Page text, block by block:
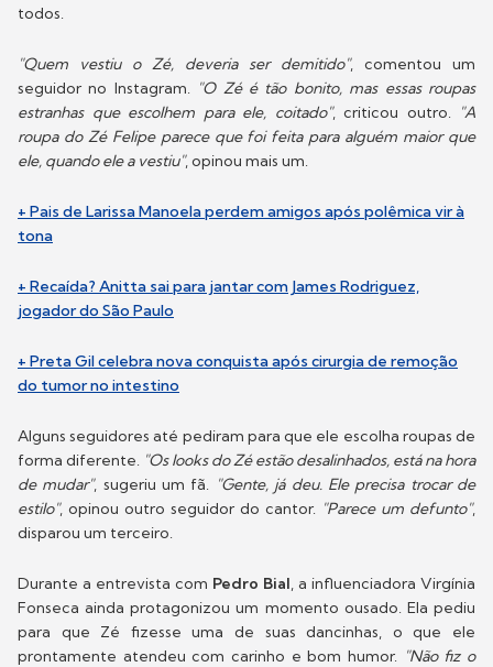
todos.
"Quem vestiu o Zé, deveria ser demitido", comentou um
seguidor no Instagram. "O Zé é tão bonito, mas essas roupas
estranhas que escolhem para ele, coitado", criticou outro. "A
roupa do Zé Felipe parece que foi feita para alguém maior que
ele, quando ele a vestiu", opinou mais um.
+ Pais de Larissa Manoela perdem amigos após polêmica vir à
tona
+ Recaída? Anitta sai para jantar com James Rodriguez,
jogador do São Paulo
+ Preta Gil celebra nova conquista após cirurgia de remoção
do tumor no intestino
Alguns seguidores até pediram para que ele escolha roupas de
forma diferente. "Os looks do Zé estão desalinhados, está na hora
de mudar", sugeriu um fã. "Gente, já deu. Ele precisa trocar de
estilo", opinou outro seguidor do cantor. "Parece um defunto",
disparou um terceiro.
Durante a entrevista com Pedro Bial, a influenciadora Virgínia
Fonseca ainda protagonizou um momento ousado. Ela pediu
para que Zé fizesse uma de suas dancinhas, o que ele
prontamente atendeu com carinho e bom humor. "Não fiz o